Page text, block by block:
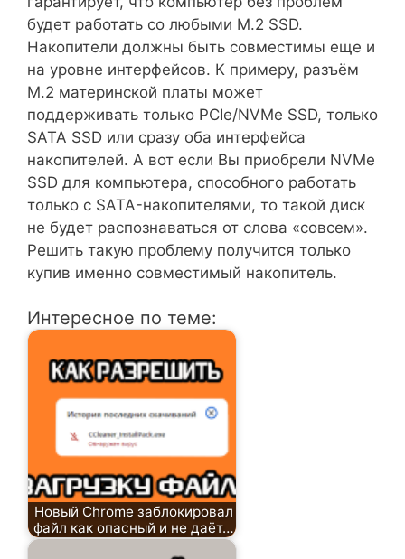
будет работать со любыми M.2 SSD.
Накопители должны быть совместимы еще и
на уровне интерфейсов. К примеру, разъём
M.2 материнской платы может
поддерживать только PCIe/NVMe SSD, только
SATA SSD или сразу оба интерфейса
накопителей. А вот если Вы приобрели NVMe
SSD для компьютера, способного работать
только с SATA-накопителями, то такой диск
не будет распознаваться от слова «совсем».
Решить такую проблему получится только
купив именно совместимый накопитель.
Интересное по теме:
Новый Chrome заблокировал
файл как опасный и не даёт…